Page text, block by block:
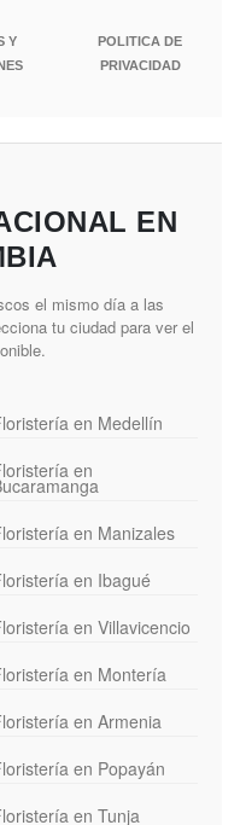
Y
POLITICA DE
PRIVACIDAD
EN
el mismo día a las
tu ciudad para ver el
en Medellín
en
en Manizales
en Ibagué
en Villavicencio
en Montería
en Armenia
en Popayán
en Tunja